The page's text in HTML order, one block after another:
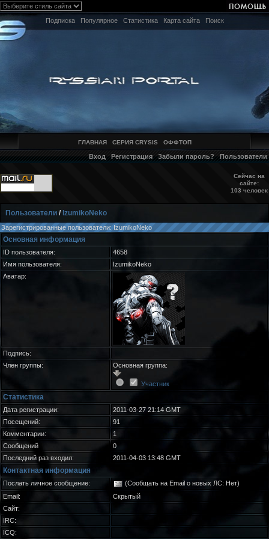
Подписка Популярное Статистика Карта сайта Поиск
ГЛАВНАЯ СЕРИЯ CRYSIS ОФФТОП
Вход Регистрация Забыли пароль? Пользователи
Сейчас на
сайте:
103 человек
Пользователи / IzumikoNeko
Зарегистрированные пользователи: IzumikoNeko
Основная информация
ID пользователя:
4658
Имя пользователя:
IzumikoNeko
Аватар:
Подпись:
Член группы:
Основная группа:
Участник
Статистика
Дата регистрации:
2011-03-27 21:14 GMT
Посещений:
91
Комментарии:
1
Сообщений
0
Последний раз входил:
2011-04-03 13:48 GMT
Контактная информация
Послать личное сообщение:
(Сообщать на Email о новых ЛС: Нет)
Email:
Скрытый
Сайт:
IRC:
ICQ: